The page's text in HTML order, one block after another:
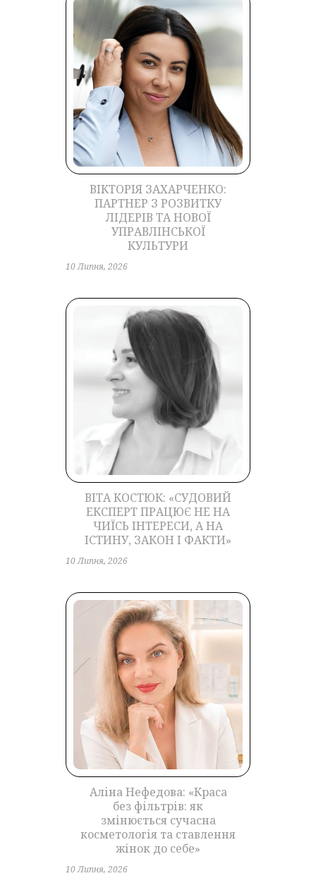
ВІКТОРІЯ ЗАХАРЧЕНКО:
ПАРТНЕР З РОЗВИТКУ
ЛІДЕРІВ ТА НОВОЇ
УПРАВЛІНСЬКОЇ
КУЛЬТУРИ
10 Липня, 2026
ВІТА КОСТЮК: «СУДОВИЙ
ЕКСПЕРТ ПРАЦЮЄ НЕ НА
ЧИЇСЬ ІНТЕРЕСИ, А НА
ІСТИНУ, ЗАКОН І ФАКТИ»
10 Липня, 2026
Аліна Нефедова: «Краса
без фільтрів: як
змінюється сучасна
косметологія та ставлення
жінок до себе»
10 Липня, 2026